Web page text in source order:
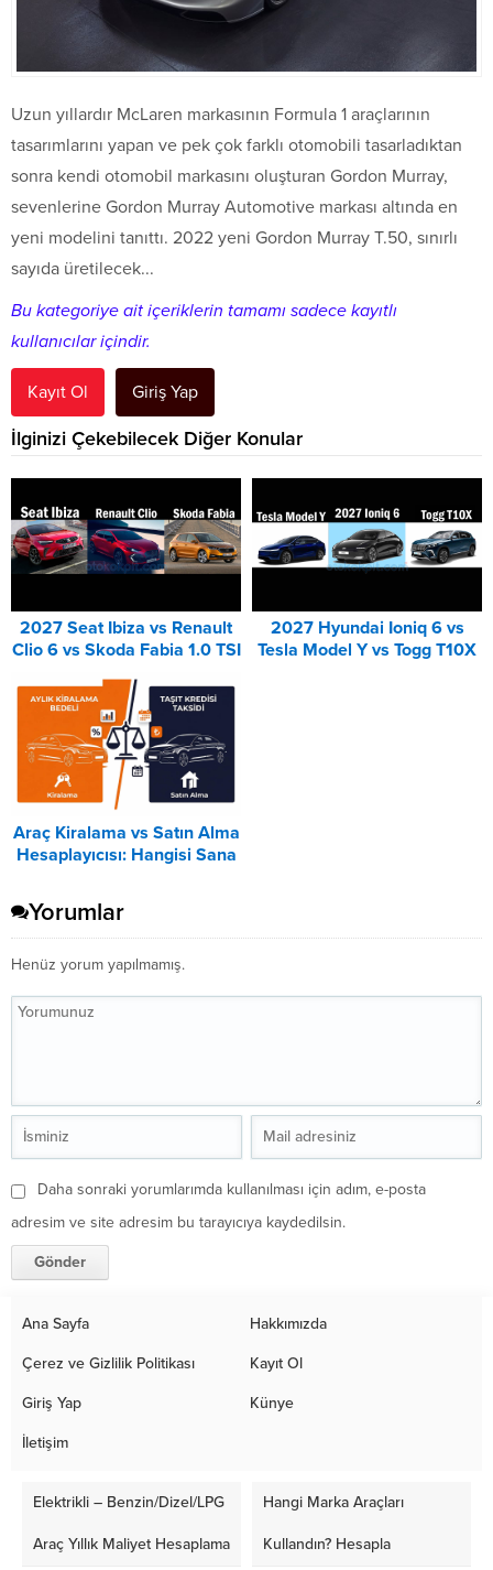
Uzun yıllardır McLaren markasının Formula 1 araçlarının
tasarımlarını yapan ve pek çok farklı otomobili tasarladıktan
sonra kendi otomobil markasını oluşturan Gordon Murray,
sevenlerine Gordon Murray Automotive markası altında en
yeni modelini tanıttı. 2022 yeni Gordon Murray T.50, sınırlı
sayıda üretilecek...
Bu kategoriye ait içeriklerin tamamı sadece kayıtlı
kullanıcılar içindir.
Kayıt Ol Giriş Yap
İlginizi Çekebilecek Diğer Konular
2027 Seat Ibiza vs Renault
Clio 6 vs Skoda Fabia 1.0 TSI
2027 Hyundai Ioniq 6 vs
Tesla Model Y vs Togg T10X
Araç Kiralama vs Satın Alma
Hesaplayıcısı: Hangisi Sana
Yorumlar
Henüz yorum yapılmamış.
Daha sonraki yorumlarımda kullanılması için adım, e-posta
adresim ve site adresim bu tarayıcıya kaydedilsin.
Ana Sayfa Hakkımızda
Çerez ve Gizlilik Politikası Kayıt Ol
Giriş Yap Künye
İletişim
Elektrikli – Benzin/Dizel/LPG
Araç Yıllık Maliyet Hesaplama
Hangi Marka Araçları
Kullandın? Hesapla